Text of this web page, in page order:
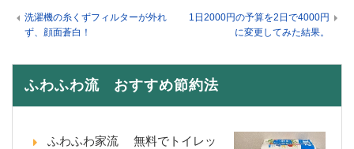
洗濯機の糸くずフィルターが外れ
ず、顔面蒼白！
1日2000円の予算を2日で4000円
に変更してみた結果。
ふわふわ流 おすすめ節約法
ふわふわ家流 無料でトイレッ